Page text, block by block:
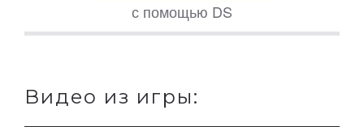
с помощью DS
Видео из игры: